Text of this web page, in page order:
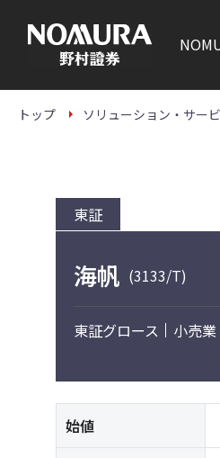
本
トップ ソリューション・サー
東証
海帆 (3133/T)
東証グロース 小売業
始値